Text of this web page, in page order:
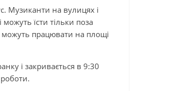
Музиканти на вулицях і
їсти тільки поза
можуть працювати на площі
і закривається в 9:30